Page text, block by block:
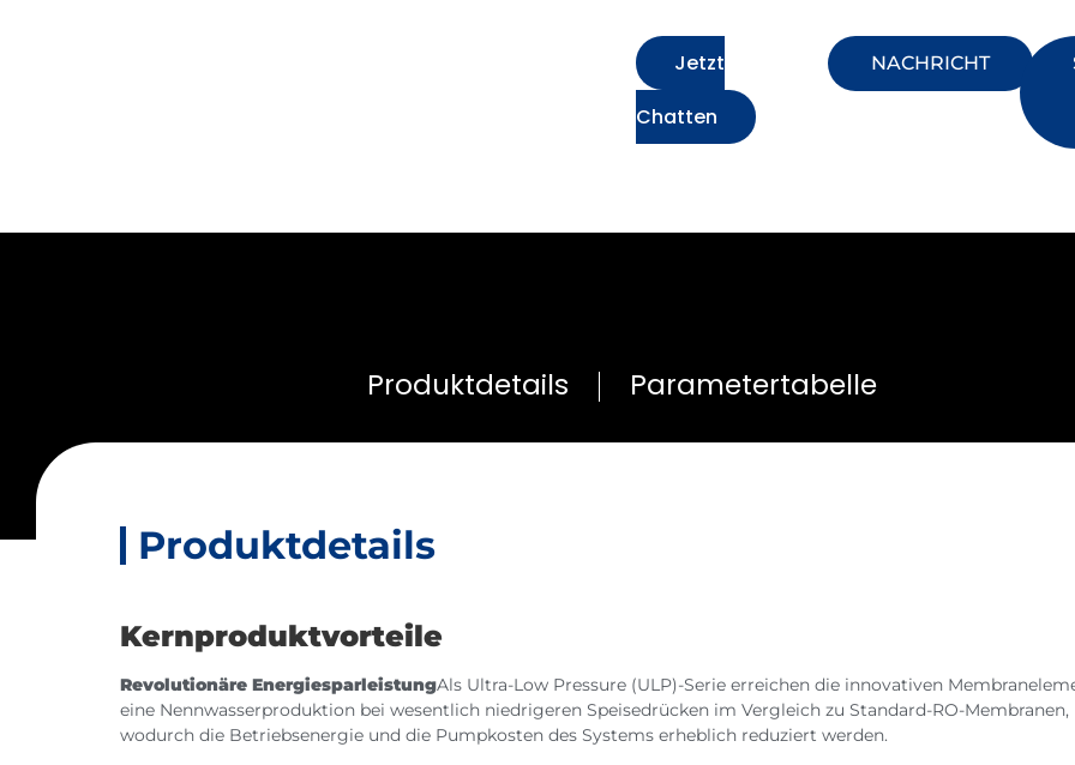
Jetzt
Chatten
NACHRICHT
Produktdetails Parametertabelle
Produktdetails
Kernproduktvorteile
Revolutionäre EnergiesparleistungAls Ultra-Low Pressure (ULP)-Serie erreichen die innovativen
eine Nennwasserproduktion bei wesentlich niedrigeren Speisedrücken im Vergleich zu Standard-RO-Membranen,
wodurch die Betriebsenergie und die Pumpkosten des Systems erheblich reduziert werden.